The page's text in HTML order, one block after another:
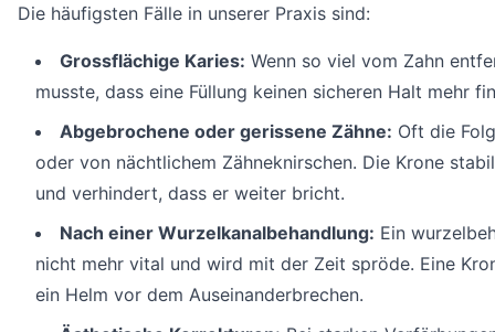
Die häufigsten Fälle in unserer Praxis sind:
Grossflächige Karies: Wenn so viel vom Zahn
musste, dass eine Füllung keinen sicheren Halt mehr
Abgebrochene oder gerissene Zähne: Oft die
oder von nächtlichem Zähneknirschen. Die Krone
und verhindert, dass er weiter bricht.
Nach einer Wurzelkanalbehandlung: Ein
nicht mehr vital und wird mit der Zeit spröde. Eine
ein Helm vor dem Auseinanderbrechen.